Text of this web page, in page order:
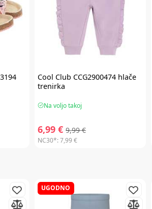
Cool Club CCG2900474 hlače
trenirka
Na voljo takoj
6,99 € 9,99 €
NC30*:7,99 €
UGODNO